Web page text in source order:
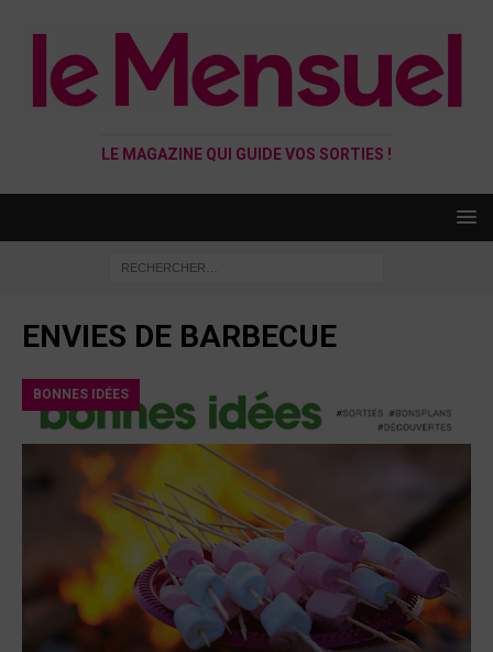
LE MAGAZINE QUI GUIDE VOS SORTIES !
ENVIES DE BARBECUE
BONNES IDÉES